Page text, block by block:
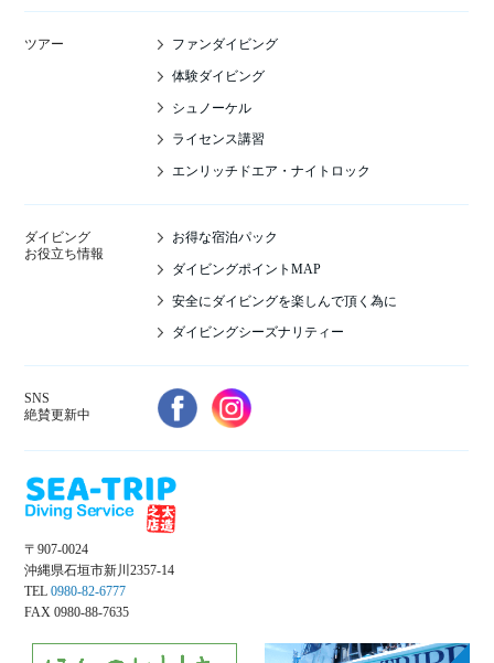
ツアー ファンダイビング
体験ダイビング
シュノーケル
ライセンス講習
エンリッチドエア・ナイトロック
ダイビング
お役立ち情報
お得な宿泊パック
ダイビングポイントMAP
安全にダイビングを楽しんで頂く為に
ダイビングシーズナリティー
SNS
絶賛更新中
〒907-0024
沖縄県石垣市新川2357-14
TEL 0980-82-6777
FAX 0980-88-7635